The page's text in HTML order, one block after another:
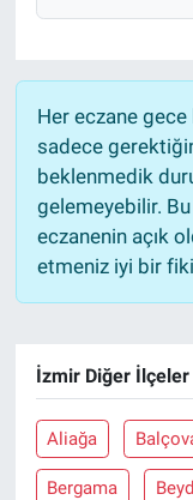
Her eczane gece
sadece
beklenmedik
gelemeyebilir.
eczanenin açık
etmeniz iyi bir
İzmir Diğer İlçeler
Aliağa
Bergama
Genel
Çevre
Yerel
Magazin
Bilim ve